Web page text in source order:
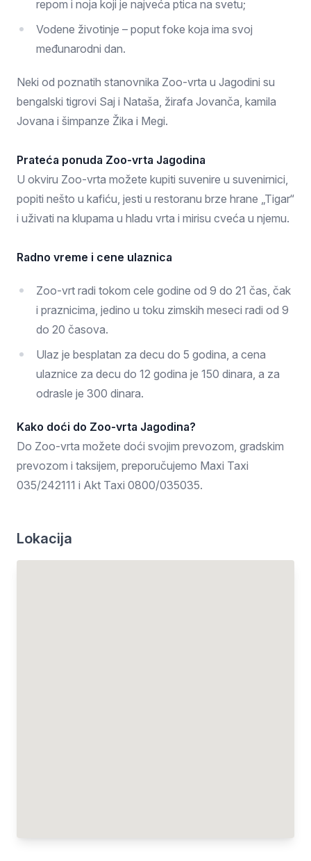
repom i noja koji je najveća ptica na svetu;
Vodene životinje – poput foke koja ima svoj
međunarodni dan.
Neki od poznatih stanovnika Zoo-vrta u Jagodini su
bengalski tigrovi Saj i Nataša, žirafa Jovanča, kamila
Jovana i šimpanze Žika i Megi.
Prateća ponuda Zoo-vrta Jagodina
U okviru Zoo-vrta možete kupiti suvenire u suvenirnici,
popiti nešto u kafiću, jesti u restoranu brze hrane „Tigar“
i uživati na klupama u hladu vrta i mirisu cveća u njemu.
Radno vreme i cene ulaznica
Zoo-vrt radi tokom cele godine od 9 do 21 čas, čak
i praznicima, jedino u toku zimskih meseci radi od 9
do 20 časova.
Ulaz je besplatan za decu do 5 godina, a cena
ulaznice za decu do 12 godina je 150 dinara, a za
odrasle je 300 dinara.
Kako doći do Zoo-vrta Jagodina?
Do Zoo-vrta možete doći svojim prevozom, gradskim
prevozom i taksijem, preporučujemo Maxi Taxi
035/242111 i Akt Taxi 0800/035035.
Lokacija